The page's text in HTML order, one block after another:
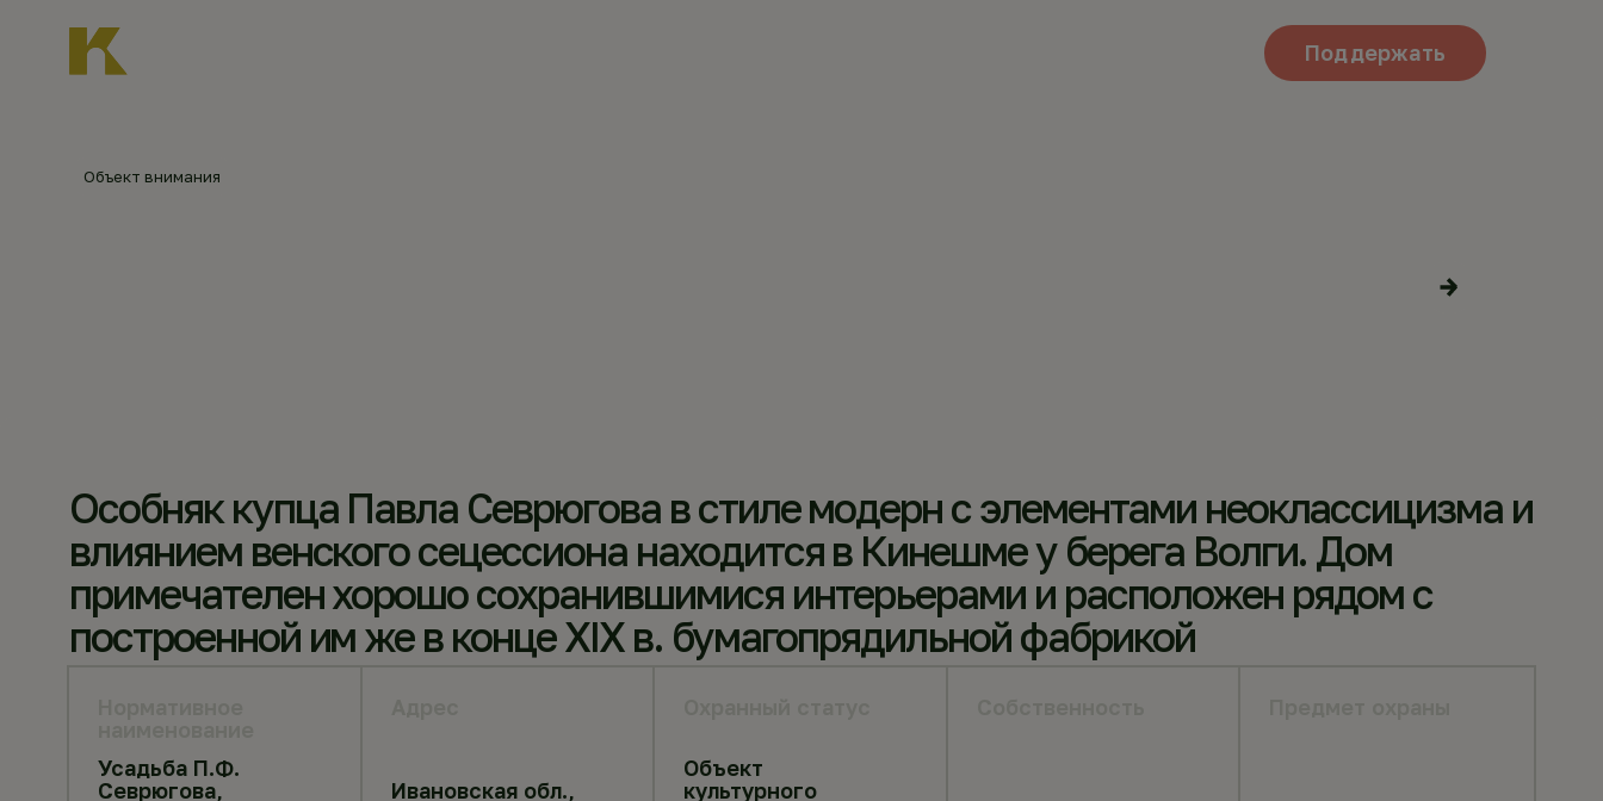
Поддержать
Объект внимания
УСАДЬБА П.Ф. СЕВРЮГОВА
Особняк купца Павла Севрюгова в стиле модерн с элементами неоклассицизма и
влиянием венского сецессиона находится в Кинешме у берега Волги. Дом
примечателен хорошо сохранившимися интерьерами и расположен рядом с
построенной им же в конце XIX в. бумагопрядильной фабрикой
Усадьба П.Ф.
Севрюгова,
Ивановская обл.,
Объект
культурного